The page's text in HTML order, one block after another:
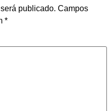
publicado. Campos
*